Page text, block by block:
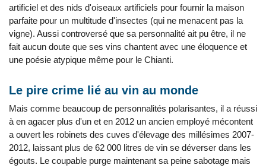
artificiel et des nids d'oiseaux artificiels pour fournir la maison
parfaite pour un multitude d'insectes (qui ne menacent pas la
vigne). Aussi controversé que sa personnalité ait pu être, il ne
fait aucun doute que ses vins chantent avec une éloquence et
une poésie atypique même pour le Chianti.
Le pire crime lié au vin au monde
Mais comme beaucoup de personnalités polarisantes, il a réussi
à en agacer plus d'un et en 2012 un ancien employé mécontent
a ouvert les robinets des cuves d'élevage des millésimes 2007-
2012, laissant plus de 62 000 litres de vin se déverser dans les
égouts. Le coupable purge maintenant sa peine sabotage mais